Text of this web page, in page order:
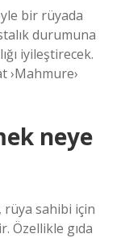
bir rüyada
durumuna
iyileştirecek.
›Mahmure›
neye
sahibi için
Özellikle gıda